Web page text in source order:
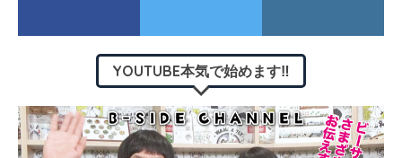
YOUTUBE本気で始めます‼︎